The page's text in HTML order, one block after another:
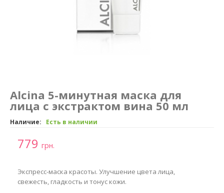
Alcina 5-минутная маска для
лица с экстрактом вина 50 мл
Наличие: Есть в наличии
779 грн.
Экспресс-маска красоты. Улучшение цвета лица,
свежесть, гладкость и тонус кожи.